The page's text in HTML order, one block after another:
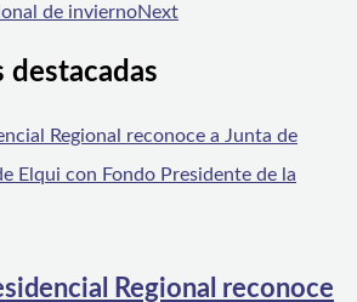
de inviernoNext
destacadas
Regional reconoce